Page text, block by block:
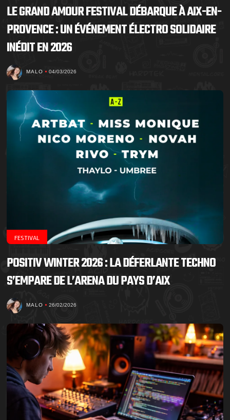
LE GRAND AMOUR FESTIVAL DÉBARQUE À AIX-EN-
PROVENCE : UN ÉVÉNEMENT ÉLECTRO SOLIDAIRE
INÉDIT EN 2026
MALO 04/03/2026
FESTIVAL
POSITIV WINTER 2026 : LA DÉFERLANTE TECHNO
S’EMPARE DE L’ARENA DU PAYS D’AIX
MALO 26/02/2026